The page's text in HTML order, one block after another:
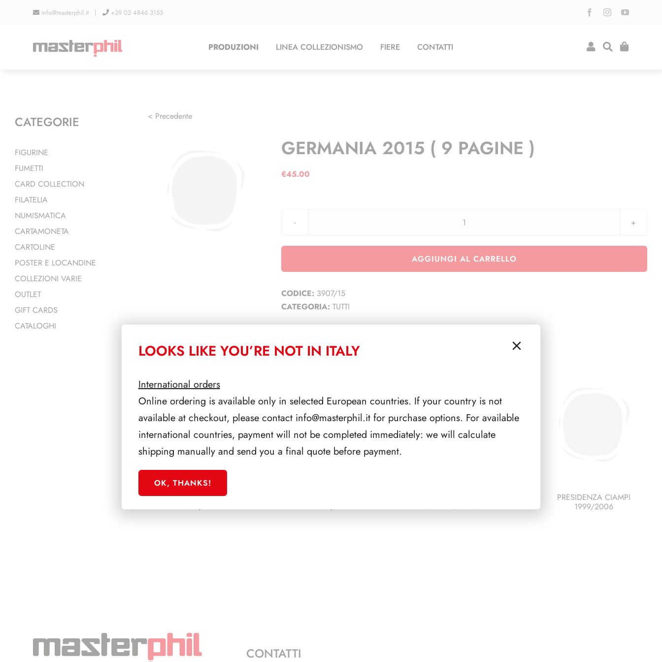
info@masterphil.it | +39 02 4846 3155
PRODUZIONI LINEA COLLEZIONISMO FIERE CONTATTI
< Precedente
GERMANIA 2015 ( 9 PAGINE )
€45.00
GERMANIA
(
AGGIUNGI AL CARRELLO
CODICE: 3907/15
CATEGORIA: TUTTI
PRODOTTI CORRELATI
PRESIDENZA GRONCHI
1955/1962
1965/1971
SCALFARO PAGINE 2+1
PRESIDENZA CIAMPI
1999/2006
CATEGORIE
FIGURINE
FUMETTI
CARD COLLECTION
FILATELIA
NUMISMATICA
CARTAMONETA
CARTOLINE
POSTER E LOCANDINE
COLLEZIONI VARIE
OUTLET
GIFT CARDS
CATALOGHI
CONTATTI
LOOKS LIKE YOU’RE NOT IN ITALY
International orders
Online ordering is available only in selected European countries. If your country is not
available at checkout, please contact info@masterphil.itfor purchase options. For available
international countries, payment will not be completed immediately: we will calculate
shipping manually and send you a final quote before payment.
OK, THANKS!